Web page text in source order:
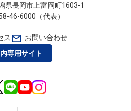
県長岡市上富岡町1603-1
46-6000（代表）
ス mail お問い合わせ
専用サイト